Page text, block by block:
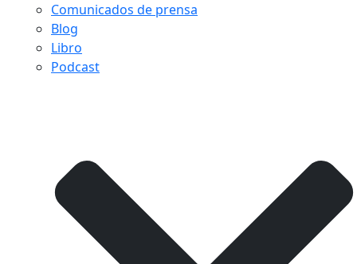
Comunicados de prensa
Blog
Libro
Podcast